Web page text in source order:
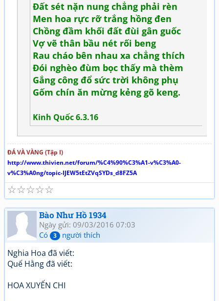
Đất sét nặn nung chẳng phải rèn
Men hoa rực rỡ trắng hồng đen
Chồng đầm khối đất đùi gân guốc
Vợ vẽ thân bầu nét rối beng
Rau cháo bên nhau xa chẳng thích
Đói nghèo đùm bọc thấy mà thèm
Gắng công đổ sức trời không phụ
Gốm chín ăn mừng kẻng gõ keng.
Kinh Quốc 6.3.16
ĐÁ VÀ VÀNG (Tập I)
http://www.thivien.net/forum/%C4%90%C3%A1-v%C3%A0-
v%C3%A0ng/topic-IJEW5tEtZVqSYDs_d8FZ5A
☆
☆
☆
☆
☆
Bào Như Hồ 1934
Ngày gửi: 09/03/2016 07:03
Có
3 người thích
Nghia Hoa đã viết:
Quế Hằng đã viết:
HOA XUYẾN CHI